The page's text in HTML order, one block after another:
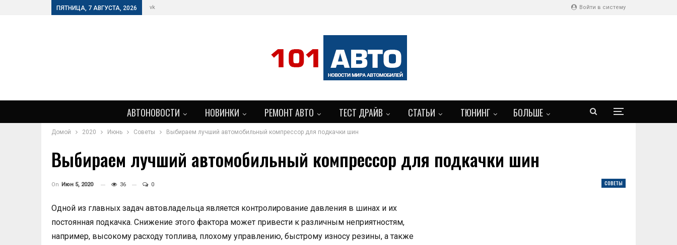
Войти в систему
ПЯТНИЦА, 7 АВГУСТА, 2026 vk
АВТОНОВОСТИ НОВИНКИ РЕМОНТ АВТО ТЕСТ ДРАЙВ СТАТЬИ ТЮНИНГ БОЛЬШЕ
Домой 2020 Июнь Советы Выбираем лучший автомобильный компрессор для подкачки шин
Выбираем лучший автомобильный компрессор для подкачки шин
СОВЕТЫ
On Июн 5, 2020 36 0
Одной из главных задач автовладельца является контролирование давления в шинах и их
постоянная подкачка. Снижение этого фактора может привести к различным неприятностям,
например, высокому расходу топлива, плохому управлению, быстрому износу резины, а также